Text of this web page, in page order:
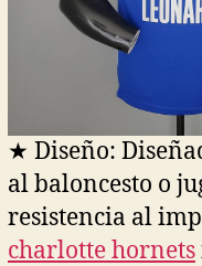
★ Diseño:
al baloncesto o
resistencia al
charlotte hornets